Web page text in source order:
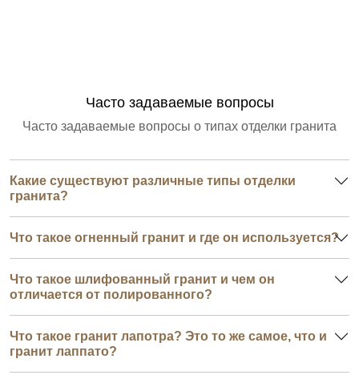
Часто задаваемые вопросы
Часто задаваемые вопросы о типах отделки гранита
Какие существуют различные типы отделки
гранита?
Что такое огненный гранит и где он используется?
Что такое шлифованный гранит и чем он
отличается от полированного?
Что такое гранит лапотра? Это то же самое, что и
гранит лаппато?